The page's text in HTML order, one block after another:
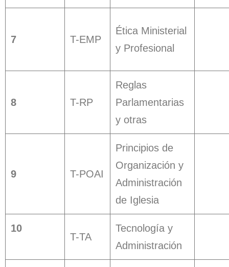
7 T-EMP
Ética Ministerial
y Profesional
8 T-RP
Reglas
Parlamentarias
y otras
9 T-POAI
Principios de
Organización y
Administración
de Iglesia
10
T-TA
Tecnología y
Administración